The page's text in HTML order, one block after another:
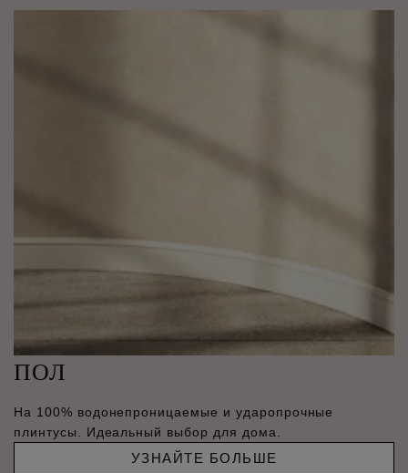
ПОЛ
На 100% водонепроницаемые и ударопрочные
плинтусы. Идеальный выбор для дома.
УЗНАЙТЕ БОЛЬШЕ